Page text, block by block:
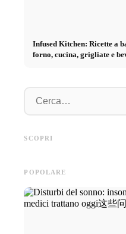
Infused Kitchen: Ricette a
forno, cucina, grigliate e
SCOPRI
online mirato
POPOLARE